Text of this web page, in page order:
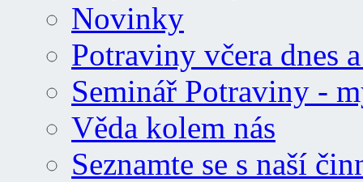
Novinky
Potraviny včera dnes
Seminář Potraviny -
Věda kolem nás
Seznamte se s naší